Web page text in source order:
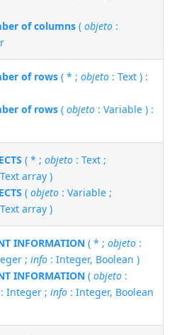
of columns (objeto :
of rows ( * ;objeto : Text ) :
of rows (objeto : Variable ) :
( * ;objeto : Text ;
array )
(objeto : Variable ;
array )
INFORMATION ( * ;objeto :
;info : Integer, Boolean )
INFORMATION (objeto :
: Integer ;info : Integer, Boolean